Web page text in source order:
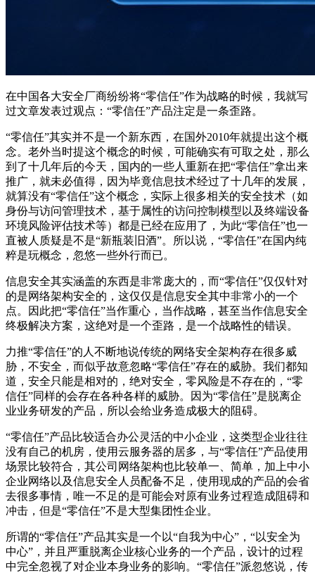
在中国各大安全厂商纷纷将“零信任”作为战略的时候，我就写
过文章发表过观点：“零信任”产品注定是一条歪路。
“零信任”其实并不是一个新东西，在国外2010年就提出这个概
念。老外当时提这个概念的时候，可能确实有可取之处，那么
到了十几年后的今天，国内的一些人重新在把“零信任”拿出来
推广，就未必值得，因为毕竟信息技术经过了十几年的发展，
就算没有“零信任”这个概念，实际上很多相关的安全技术（如
身份与访问管理技术，基于属性的访问控制模型以及终端设备
环境风险评估技术等）都是已经在应用了，为此“零信任”也一
直被人质疑是不是“新瓶装旧酒”。所以说，“零信任”在国内纯
粹是玩概念，忽悠一些外行而已。
信息安全其实涵盖的东西是非常庞大的，而“零信任”仅仅针对
的是网络架构安全的，这仅仅是信息安全其中非常小的一个
点。因此把“零信任”当作重心，当作战略，甚至当作信息安全
终极解决方案，这绝对是一个歪路，是一个战略性的错误。
力推“零信任”的人不断地说传统的网络安全架构存在很多威
胁，不安全，而似乎故意忽略“零信任”存在的威胁。我们都知
道，安全只能是相对的，绝对安全，零风险是不存在的，“零
信任”同样的会存在各种各样的威胁。因为“零信任”是脱离企
业业务研发的产品，所以会给业务造成极大的阻碍。
“零信任”产品比较适合办公灵活的中小企业，这类型企业往往
没有自己的机房，使用云服务器的居多，与“零信任”产品使用
场景比较符合，其公司网络架构也比较单一、简单，加上中小
企业网络以及信息安全人员配备不足，使用现成的产品的会省
去很多事情，唯一不足的是可能会对原有业务过程造成阻碍和
冲击，但是“零信任”不是大型集团性企业。
所谓的“零信任”产品其实是一个以“自我为中心”，“以安全为
中心”，并且严重脱离企业核心业务的一个产品，设计的过程
中完全忽视了对企业本身业务的影响。“零信任”派忽悠说，传